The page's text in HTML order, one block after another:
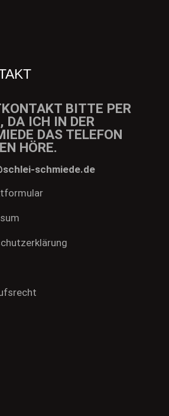
BITTE PER
DA ICH IN DER
DAS TELEFON
HÖRE.
schmiede.de